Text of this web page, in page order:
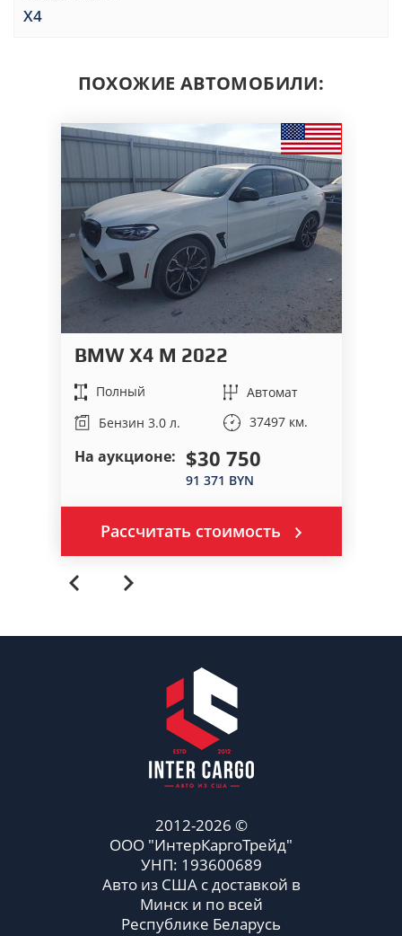
X4
ПОХОЖИЕ АВТОМОБИЛИ:
BMW X4 M 2022
Полный
Автомат
Бензин 3.0 л.
37497 км.
На аукционе: $30 750
91 371 BYN
Рассчитать стоимость
2012-2026 ©
ООО "ИнтерКаргоТрейд"
УНП: 193600689
Авто из США с доставкой в
Минск и по всей
Республике Беларусь